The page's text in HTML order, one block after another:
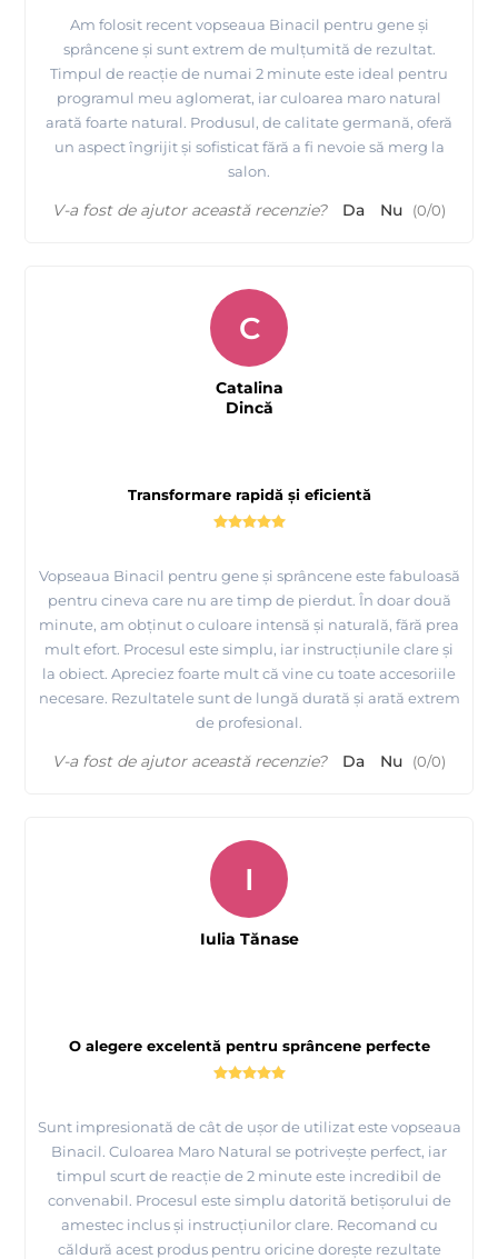
Am folosit recent vopseaua Binacil pentru gene și
sprâncene și sunt extrem de mulțumită de rezultat.
Timpul de reacție de numai 2 minute este ideal pentru
programul meu aglomerat, iar culoarea maro natural
arată foarte natural. Produsul, de calitate germană, oferă
un aspect îngrijit și sofisticat fără a fi nevoie să merg la
salon.
V-a fost de ajutor această recenzie? Da Nu (0/0)
Transformare rapidă și eficientă
Vopseaua Binacil pentru gene și sprâncene este fabuloasă
pentru cineva care nu are timp de pierdut. În doar două
minute, am obținut o culoare intensă și naturală, fără prea
mult efort. Procesul este simplu, iar instrucțiunile clare și
la obiect. Apreciez foarte mult că vine cu toate accesoriile
necesare. Rezultatele sunt de lungă durată și arată extrem
de profesional.
C
Catalina
Dincă
V-a fost de ajutor această recenzie? Da Nu (0/0)
O alegere excelentă pentru sprâncene perfecte
Sunt impresionată de cât de ușor de utilizat este vopseaua
Binacil. Culoarea Maro Natural se potrivește perfect, iar
timpul scurt de reacție de 2 minute este incredibil de
convenabil. Procesul este simplu datorită betișorului de
amestec inclus și instrucțiunilor clare. Recomand cu
căldură acest produs pentru oricine dorește rezultate
I
Iulia Tănase